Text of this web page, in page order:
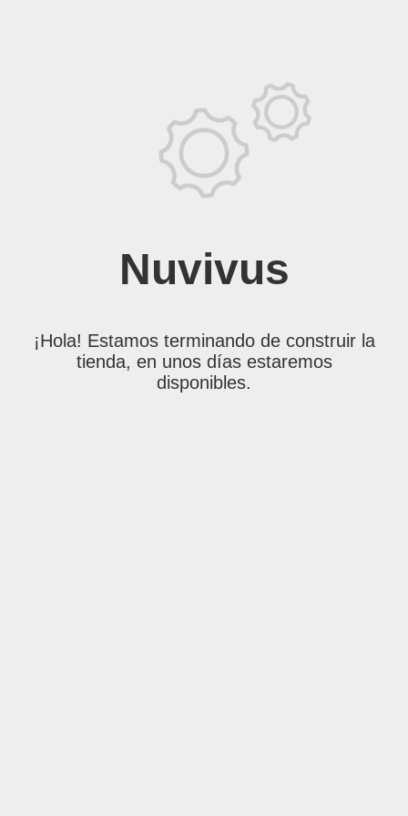
Nuvivus
¡Hola! Estamos terminando de construir la
tienda, en unos días estaremos
disponibles.